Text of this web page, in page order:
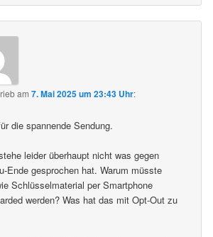
am7. Mai 2025 um 23:43 Uhr:
die spannende Sendung.
leider überhaupt nicht was gegen
Ende gesprochen hat. Warum müsste
Schlüsselmaterial per Smartphone
werden? Was hat das mit Opt-Out zu